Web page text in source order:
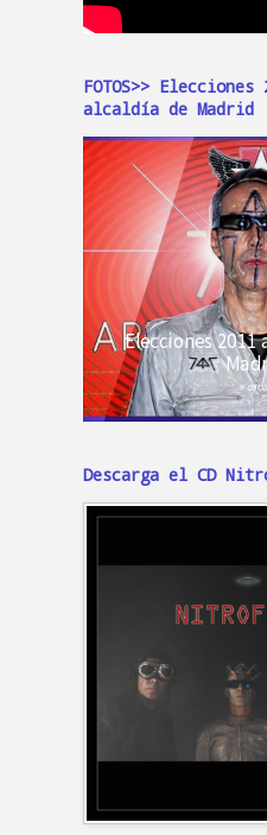
FOTOS>>
alcaldía de Madrid
Descarga el CD